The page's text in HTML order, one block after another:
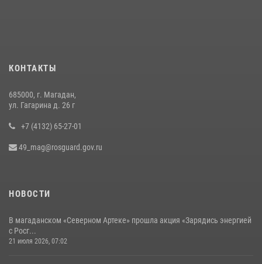
13 июля 2026, 07:31
КОНТАКТЫ
685000, г. Магадан,
ул. Гагарина д. 26 г
+7 (4132) 65-27-01
49_mag@rosguard.gov.ru
НОВОСТИ
В магаданском «Северном Артеке» прошла акция «Зарядись энергией
с Росг...
21 июля 2026, 07:02